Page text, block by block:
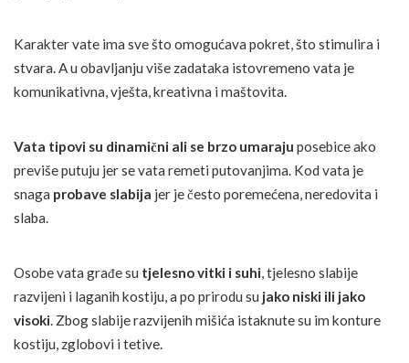
Karakter vate ima sve što omogućava pokret, što stimulira i
stvara. A u obavljanju više zadataka istovremeno vata je
komunikativna, vješta, kreativna i maštovita.
Vata tipovi su dinamični ali se brzo umaraju posebice ako
previše putuju jer se vata remeti putovanjima. Kod vata je
snaga probave slabija jer je često poremećena, neredovita i
slaba.
Osobe vata građe su tjelesno vitki i suhi, tjelesno slabije
razvijeni i laganih kostiju, a po prirodu su jako niski ili jako
visoki. Zbog slabije razvijenih mišića istaknute su im konture
kostiju, zglobovi i tetive.